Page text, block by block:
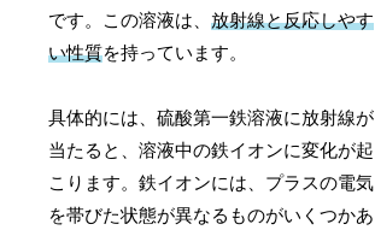
です。この溶液は、放射線と反応しやす
い性質を持っています。
具体的には、硫酸第一鉄溶液に放射線が
当たると、溶液中の鉄イオンに変化が起
こります。鉄イオンには、プラスの電気
を帯びた状態が異なるものがいくつかあ